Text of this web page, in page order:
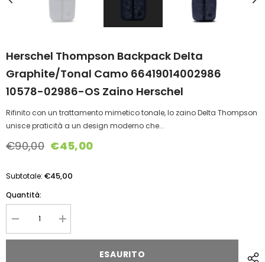
Herschel Thompson Backpack Delta
Graphite/tonal Camo 66419014002986
10578-02986-OS Zaino Herschel
Rifinito con un trattamento mimetico tonale, lo zaino Delta Thompson
unisce praticità a un design moderno che...
€90,00 €45,00
Subtotale: €45,00
Quantità:
Diminuire
la
quantità
Aumentare
la
quantità
ESAURITO